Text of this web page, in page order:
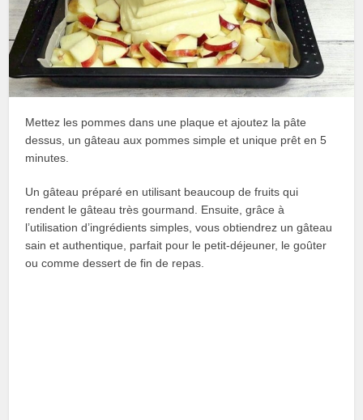
Mettez les pommes dans une plaque et ajoutez la pâte
dessus, un gâteau aux pommes simple et unique prêt en 5
minutes.
Un gâteau préparé en utilisant beaucoup de fruits qui
rendent le gâteau très gourmand. Ensuite, grâce à
l’utilisation d’ingrédients simples, vous obtiendrez un gâteau
sain et authentique, parfait pour le petit-déjeuner, le goûter
ou comme dessert de fin de repas.